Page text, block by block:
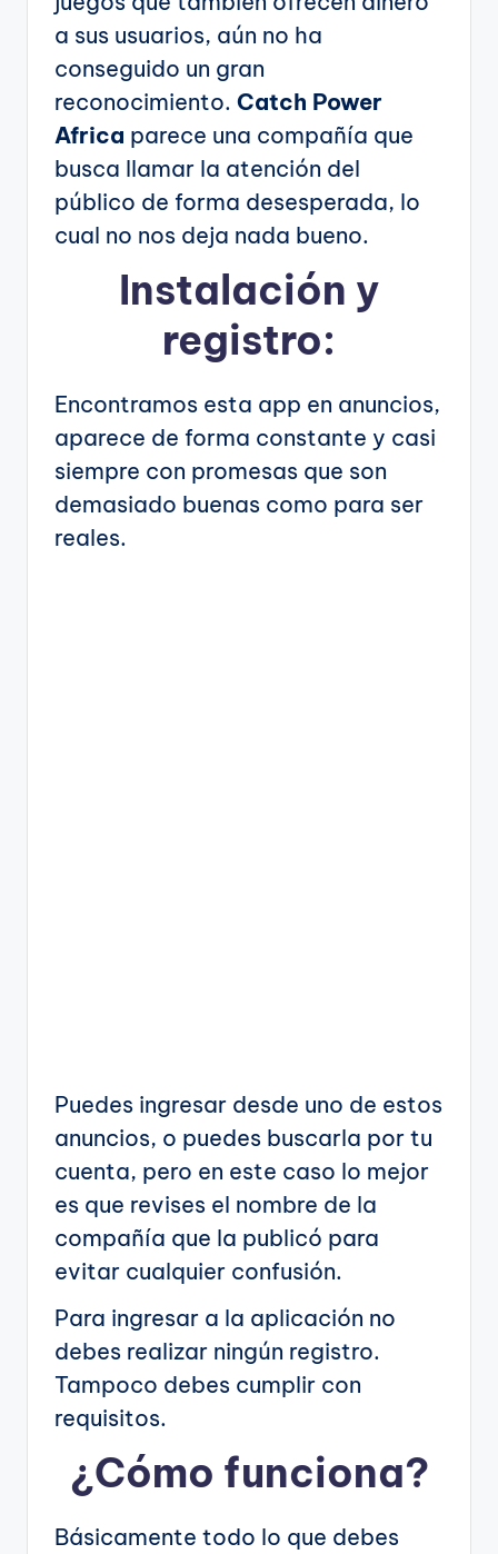
a sus usuarios, aún no ha
conseguido un gran
reconocimiento. Catch Power
Africa parece una compañía que
busca llamar la atención del
público de forma desesperada, lo
cual no nos deja nada bueno.
Instalación y
registro:
Encontramos esta app en anuncios,
aparece de forma constante y casi
siempre con promesas que son
demasiado buenas como para ser
reales.
Puedes ingresar desde uno de estos
anuncios, o puedes buscarla por tu
cuenta, pero en este caso lo mejor
es que revises el nombre de la
compañía que la publicó para
evitar cualquier confusión.
Para ingresar a la aplicación no
debes realizar ningún registro.
Tampoco debes cumplir con
requisitos.
¿Cómo funciona?
Básicamente todo lo que debes